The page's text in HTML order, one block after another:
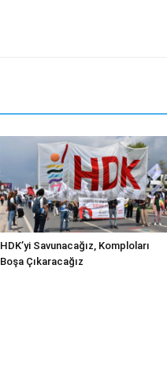
HDK’yi Savunacağız, Komploları
Boşa Çıkaracağız